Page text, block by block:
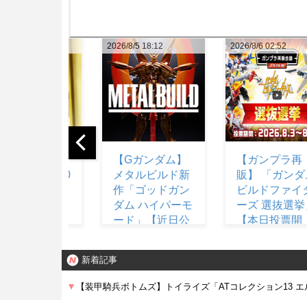
2026/8/6 02:52
【ガンプラ再
販】 「ガンダム
ビルドファイタ
ーズ 選抜選挙」
【本日投票開
2026/8/6
【呪
易領
うい
か分
んだ
【Gガンダム】
メタルビルド新
新着記事